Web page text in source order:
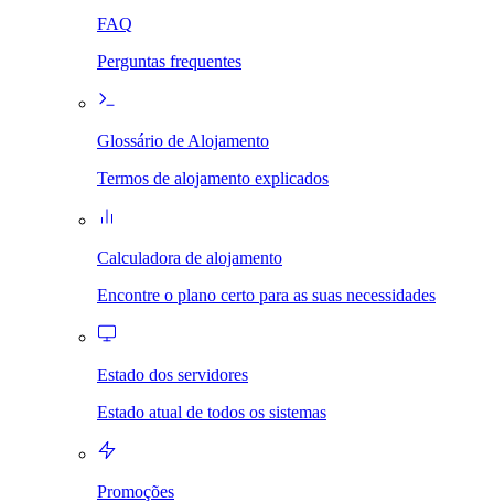
FAQ
Perguntas frequentes
Glossário de Alojamento
Termos de alojamento explicados
Calculadora de alojamento
Encontre o plano certo para as suas necessidades
Estado dos servidores
Estado atual de todos os sistemas
Promoções